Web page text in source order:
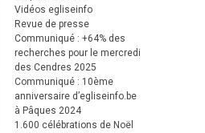
Vidéos egliseinfo
Revue de presse
Communiqué : +64% des
recherches pour le mercredi
des Cendres 2025
Communiqué : 10ème
anniversaire d’egliseinfo.be
à Pâques 2024
1.600 célébrations de Noël